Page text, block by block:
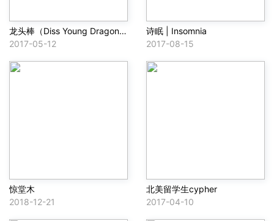
龙头棒（Diss Young Dragon/3bangz/狠毒男孩）
2017-05-12
诗眠 | Insomnia
2017-08-15
惊堂木
2018-12-21
北美留学生cypher
2017-04-10